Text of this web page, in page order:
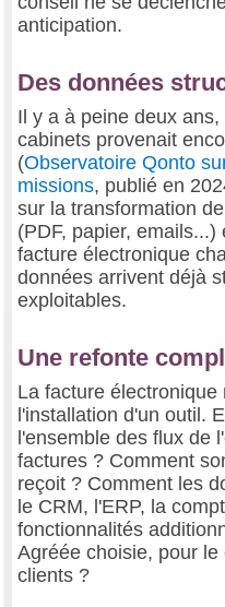
anticipation.
Des données
Il y a à peine deux
cabinets provenait
(Observatoire Qonto
missions, publié en
sur la transformation
(PDF, papier,
facture électronique
données arrivent déjà
exploitables.
Une refonte
La facture électronique
l'installation d'un outil.
l'ensemble des flux de
factures ? Comment
reçoit ? Comment les
le CRM, l'ERP, la
fonctionnalités
Agréée choisie, pour
clients ?